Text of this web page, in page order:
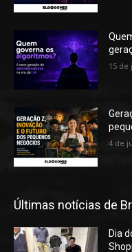
15 de
4 de
Últimas notícias de
Dia